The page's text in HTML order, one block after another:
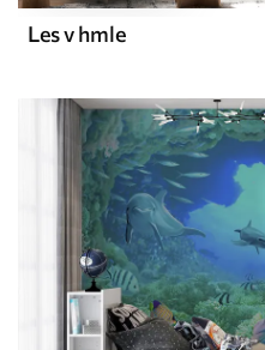
Les v hmle